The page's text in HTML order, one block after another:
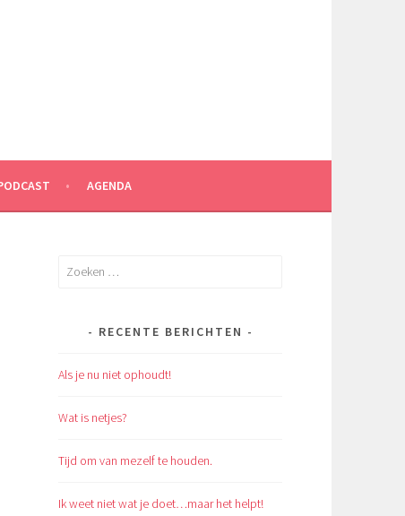
AGENDA
Zoeken
RECENTE BERICHTEN
Als je nu niet ophoudt!
Wat is netjes?
Tijd om van mezelf te houden.
Ik weet niet wat je doet…maar het helpt!